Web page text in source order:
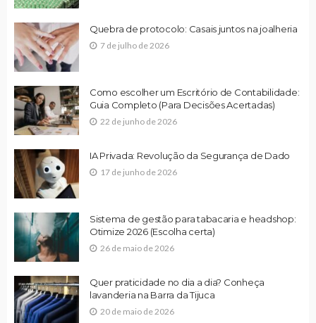
Quebra de protocolo: Casais juntos na joalheria
7 de julho de 2026
Como escolher um Escritório de Contabilidade:
Guia Completo (Para Decisões Acertadas)
22 de junho de 2026
IA Privada: Revolução da Segurança de Dado
17 de junho de 2026
Sistema de gestão para tabacaria e headshop:
Otimize 2026 (Escolha certa)
26 de maio de 2026
Quer praticidade no dia a dia? Conheça
lavanderia na Barra da Tijuca
20 de maio de 2026